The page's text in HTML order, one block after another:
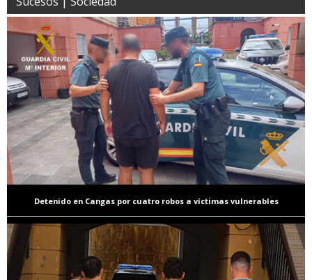
Detenido en Cangas por cuatro robos a víctimas vulnerables